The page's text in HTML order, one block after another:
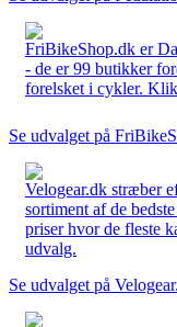
FriBikeShop.dk er
- de er 99 butikker
forelsket i cykler.
Se udvalget på
Velogear.dk stræber
sortiment af de
priser hvor de fleste
udvalg.
Se udvalget på